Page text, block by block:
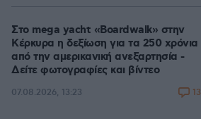
Στο mega yacht «Boardwalk» στην
Κέρκυρα η δεξίωση για τα 250 χρόνια
από την αμερικανική ανεξαρτησία -
Δείτε φωτογραφίες και βίντεο
07.08.2026, 13:23 13